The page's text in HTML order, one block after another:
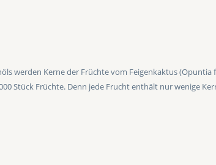
werden Kerne der Früchte vom Feigenkaktus
Stück Früchte. Denn jede Frucht enthält nur wenige